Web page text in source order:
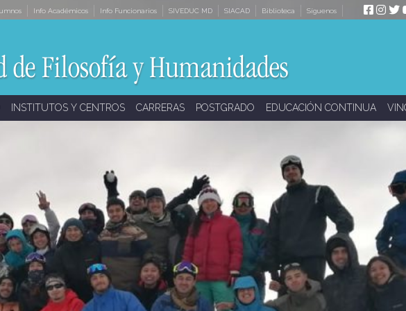
Info Académicos Info Funcionarios SIVEDUC MD SIACAD Biblioteca Síguenos
INSTITUTOS Y CENTROS CARRERAS POSTGRADO EDUCACIÓN CONTINUA